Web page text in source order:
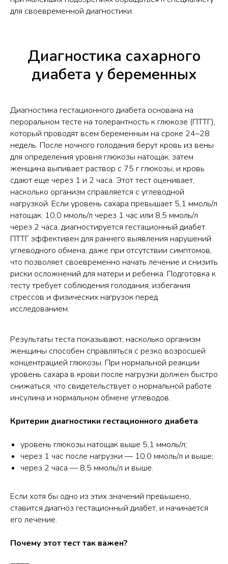
для своевременной диагностики.
Диагностика сахарного
диабета у беременных
Диагностика гестационного диабета основана на
пероральном тесте на толерантность к глюкозе (ПТТГ),
который проводят всем беременным на сроке 24–28
недель. После ночного голодания берут кровь из вены
для определения уровня глюкозы натощак, затем
женщина выпивает раствор с 75 г глюкозы, и кровь
сдают еще через 1 и 2 часа. Этот тест оценивает,
насколько организм справляется с углеводной
нагрузкой. Если уровень сахара превышает 5,1 ммоль/л
натощак, 10,0 ммоль/л через 1 час или 8,5 ммоль/л
через 2 часа, диагностируется гестационный диабет.
ПТТГ эффективен для раннего выявления нарушений
углеводного обмена, даже при отсутствии симптомов,
что позволяет своевременно начать лечение и снизить
риски осложнений для матери и ребенка. Подготовка к
тесту требует соблюдения голодания, избегания
стрессов и физических нагрузок перед
исследованием.
Результаты теста показывают, насколько организм
женщины способен справляться с резко возросшей
концентрацией глюкозы. При нормальной реакции
уровень сахара в крови после нагрузки должен быстро
снижаться, что свидетельствует о нормальной работе
инсулина и нормальном обмене углеводов.
Критерии диагностики гестационного диабета
уровень глюкозы натощак выше 5,1 ммоль/л;
через 1 час после нагрузки — 10,0 ммоль/л и выше;
через 2 часа — 8,5 ммоль/л и выше.
Если хотя бы одно из этих значений превышено,
ставится диагноз гестационный диабет, и начинается
его лечение.
Почему этот тест так важен?